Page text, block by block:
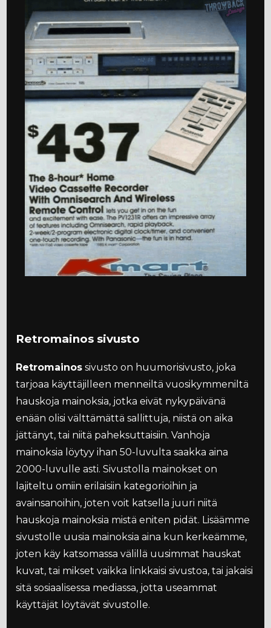
Retromainos sivusto
Retromainos sivusto on huumorisivusto, joka
tarjoaa käyttäjilleen menneiltä vuosikymmeniltä
hauskoja mainoksia, jotka eivät nykypäivänä
enään olisi välttämättä sallittuja, niistä on aika
jättänyt, tai niitä paheksuttaisiin. Vanhoja
mainoksia löytyy ihan 50-luvulta saakka aina
2000-luvulle asti. Sivustolla mainokset on
lajiteltu omiin erilaisiin kategorioihin ja
avainsanoihin, joten voit katsella juuri niitä
hauskoja mainoksia mistä eniten pidät. Lisäämme
sivustolle uusia mainoksia aina kun kerkeämme,
joten käy katsomassa välillä uusimmat hauskat
kuvat, tai mikset vaikka linkkaisi sivustoa, tai jakaisi
sitä sosiaalisessa mediassa, jotta useammat
käyttäjät löytävät sivustolle.